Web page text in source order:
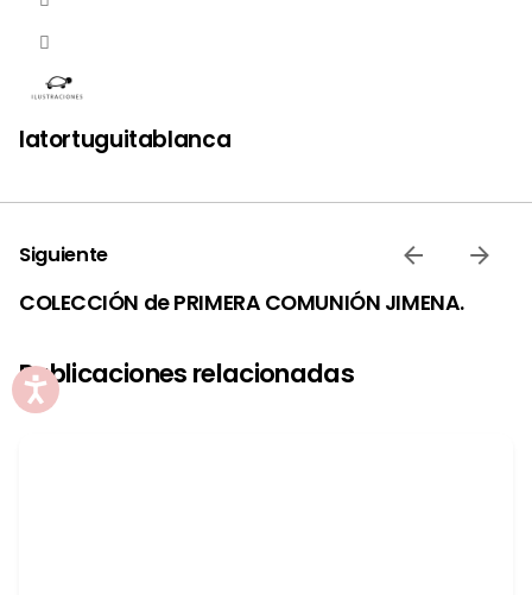
latortuguitablanca
Siguiente
COLECCIÓN de PRIMERA COMUNIÓN JIMENA.
Publicaciones relacionadas